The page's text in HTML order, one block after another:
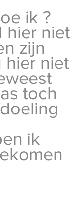
ik ?
hier niet
zijn
hier niet
toch
ik